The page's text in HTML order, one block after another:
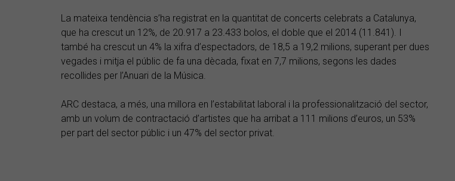
La mateixa tendència s’ha registrat en la quantitat de concerts celebrats a Catalunya,
que ha crescut un 12%, de 20.917 a 23.433 bolos, el doble que el 2014 (11.841). I
també ha crescut un 4% la xifra d’espectadors, de 18,5 a 19,2 milions, superant per dues
vegades i mitja el públic de fa una dècada, fixat en 7,7 milions, segons les dades
recollides per l’Anuari de la Música.
ARC destaca, a més, una millora en l’estabilitat laboral i la professionalització del sector,
amb un volum de contractació d’artistes que ha arribat a 111 milions d’euros, un 53%
per part del sector públic i un 47% del sector privat.